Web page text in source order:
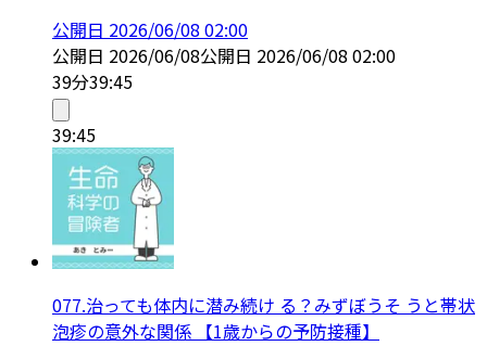
公開日 2026/06/08 02:00
公開日 2026/06/08公開日 2026/06/08 02:00
39分39:45
39:45
077.治っても体内に潜み続け る？みずぼうそ うと帯状
泡疹の意外な関係 【1歳からの予防接種】